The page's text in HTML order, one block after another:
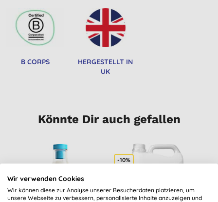
B CORPS
HERGESTELLT IN
UK
Könnte Dir auch gefallen
-10%
Wir verwenden Cookies
Wir können diese zur Analyse unserer Besucherdaten platzieren, um
unsere Webseite zu verbessern, personalisierte Inhalte anzuzeigen und